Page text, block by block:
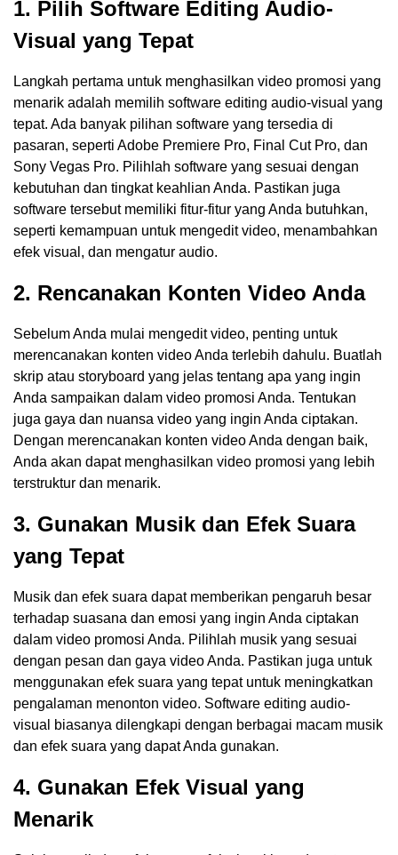
1. Pilih Software Editing Audio-
Visual yang Tepat
Langkah pertama untuk menghasilkan video promosi yang
menarik adalah memilih software editing audio-visual yang
tepat. Ada banyak pilihan software yang tersedia di
pasaran, seperti Adobe Premiere Pro, Final Cut Pro, dan
Sony Vegas Pro. Pilihlah software yang sesuai dengan
kebutuhan dan tingkat keahlian Anda. Pastikan juga
software tersebut memiliki fitur-fitur yang Anda butuhkan,
seperti kemampuan untuk mengedit video, menambahkan
efek visual, dan mengatur audio.
2. Rencanakan Konten Video Anda
Sebelum Anda mulai mengedit video, penting untuk
merencanakan konten video Anda terlebih dahulu. Buatlah
skrip atau storyboard yang jelas tentang apa yang ingin
Anda sampaikan dalam video promosi Anda. Tentukan
juga gaya dan nuansa video yang ingin Anda ciptakan.
Dengan merencanakan konten video Anda dengan baik,
Anda akan dapat menghasilkan video promosi yang lebih
terstruktur dan menarik.
3. Gunakan Musik dan Efek Suara
yang Tepat
Musik dan efek suara dapat memberikan pengaruh besar
terhadap suasana dan emosi yang ingin Anda ciptakan
dalam video promosi Anda. Pilihlah musik yang sesuai
dengan pesan dan gaya video Anda. Pastikan juga untuk
menggunakan efek suara yang tepat untuk meningkatkan
pengalaman menonton video. Software editing audio-
visual biasanya dilengkapi dengan berbagai macam musik
dan efek suara yang dapat Anda gunakan.
4. Gunakan Efek Visual yang
Menarik